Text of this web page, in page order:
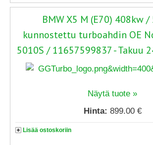
BMW X5 M (E70) 408kw
kunnostettu turboahdin OE
5010S / 11657599837 - Takuu
Näytä tuote »
Hinta: 899.00 €
Lisää ostoskoriin